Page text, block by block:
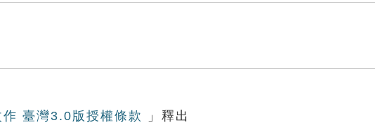
臺灣3.0版授權條款 」釋出